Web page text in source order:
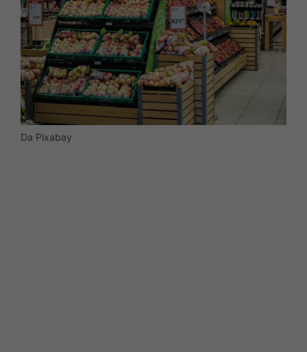
Da Pixabay